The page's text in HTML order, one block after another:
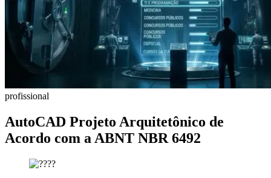
profissional
AutoCAD Projeto Arquitetônico de
Acordo com a ABNT NBR 6492